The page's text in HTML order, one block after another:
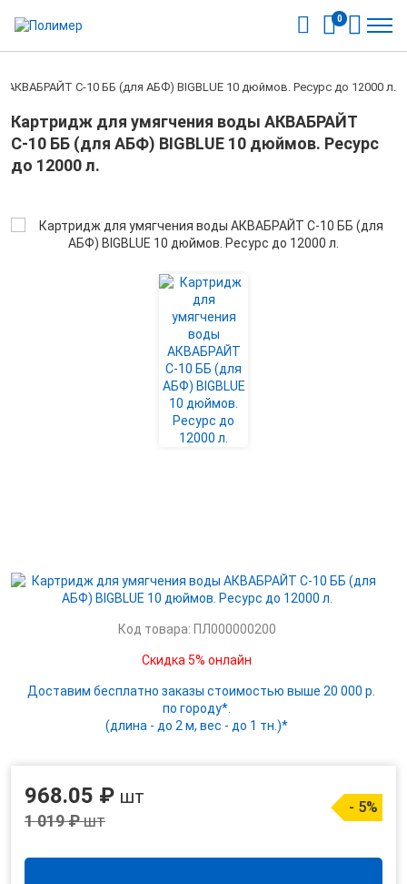
0
АКВАБРАЙТ С-10 ББ (для АБФ) BIGBLUE 10 дюймов. Ресурс до 12000 л.
Картридж для умягчения воды АКВАБРАЙТ
С-10 ББ (для АБФ) BIGBLUE 10 дюймов. Ресурс
до 12000 л.
Код товара: ПЛ000000200
Скидка 5% онлайн
Доставим бесплатно заказы стоимостью выше 20 000 р.
по городу*.
(длина - до 2 м, вес - до 1 тн.)*
968.05 ₽ шт
1 019 ₽шт
- 5%